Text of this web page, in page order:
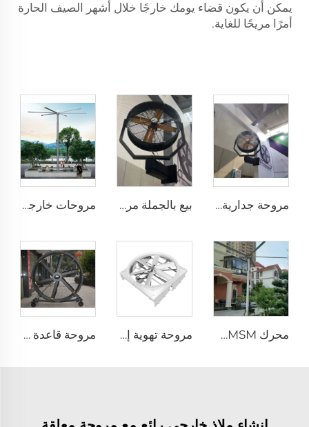
يمكن أن يكون قضاء يومك خارجًا خلال أشهر الصيف الحارة
أمرًا مريحًا للغاية.
مروحة جدارية برذاذ ماء خارجي صناعي قطرها 35 إنش (0.9 متر)، تبريد هوائي وكهربائي، رطوبة ضبابية للهواء بيع بالجملة مروحة رذاذ ماء خارجية للاستخدام في المطاعم، تعمل بجهد 220 فولت، تبريد هوائي صيفي متذبذب مروحات خارجية كبيرة مقاس 10 أقدام و12 قدمًا و16 قدمًا و24 قدمًا بجهد 220 فولت بمحرك PMSM
محرك PMSM داخلي وخارجي بطول 10 أقدام و24 قدمًا، درجة حماية IP66، مروحة كمية كبيرة من الهواء بسرعة منخفضة مروحة تهوية إعصارية لاستخدامها في مزارع الألبان، قطر 72 بوصة، مصنوعة من الفولاذ المقاوم للصدأ، تحتوي على 6 قطع مروحة قاعدة بقطر 80 بوصة، جهد 220 فولت، مقاومة للماء، مناسبة للاستخدام الخارجي في الفنادق والمطاعم والمزارع والمرافق الصناعية